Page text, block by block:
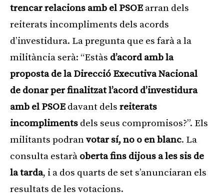
trencar relacions amb el PSOE arran dels
reiterats incompliments dels acords
d’investidura. La pregunta que es farà a la
militància serà: “Estàs d’acord amb la
proposta de la Direcció Executiva Nacional
de donar per finalitzat l’acord d’investidura
amb el PSOE davant dels reiterats
incompliments dels seus compromisos?”. Els
militants podranvotar sí, no o en blanc. La
consulta estarà oberta fins dijous a les sis de
la tarda, i a dos quarts de set s’anunciaran els
resultats de les votacions.